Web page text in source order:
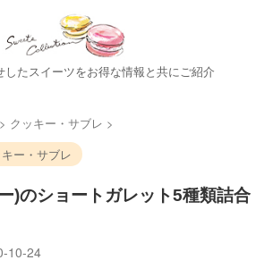
したスイーツをお得な情報と共にご紹介
> クッキー・サブレ >
ー・サブレ
)のショートガレット5種類詰合
10-24